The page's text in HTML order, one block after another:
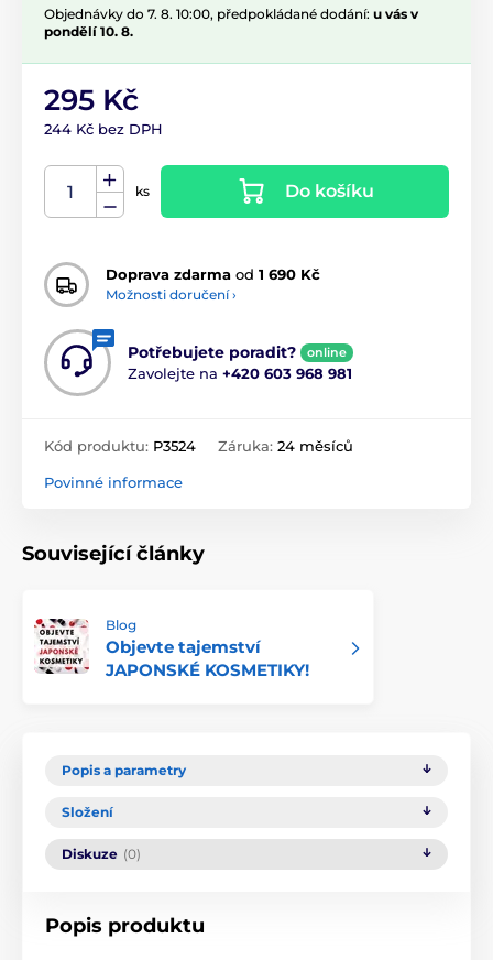
Objednávky do 7. 8. 10:00, předpokládané dodání: u vás v
pondělí 10. 8.
295 Kč
244 Kč bez DPH
ks Do košíku
Doprava zdarma od 1 690 Kč
Možnosti doručení ›
Potřebujete poradit? online
Zavolejte na +420 603 968 981
Kód produktu: P3524 Záruka: 24 měsíců
Povinné informace
Související články
Blog
Objevte tajemství
JAPONSKÉ KOSMETIKY!
Popis a parametry
Složení
Diskuze (0)
Popis produktu